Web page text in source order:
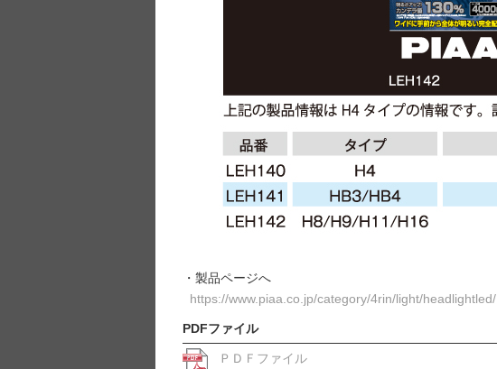
・製品ページへ
https://www.piaa.co.jp/category/4rin/light/headlightled/
PDFファイル
ＰＤＦファイル